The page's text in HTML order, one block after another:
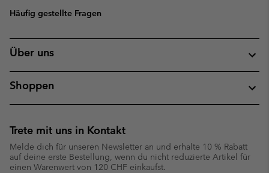
Häufig gestellte Fragen
Über uns
Shoppen
Trete mit uns in Kontakt
Melde dich für unseren Newsletter an und erhalte 10 % Rabatt
auf deine erste Bestellung, wenn du nicht reduzierte Artikel für
einen Warenwert von 120 CHF einkaufst.